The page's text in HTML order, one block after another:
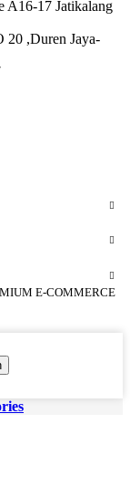
A16-17 Jatikalang
20 ,Duren Jaya-
E-COMMERCE